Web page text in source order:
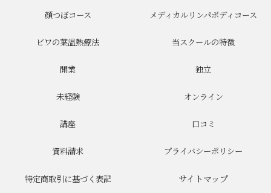
顔つぼコース メディカルリンパボディコース
ビワの葉温熱療法 当スクールの特徴
開業 独立
未経験 オンライン
講座 口コミ
資料請求 プライバシーポリシー
特定商取引に基づく表記 サイトマップ